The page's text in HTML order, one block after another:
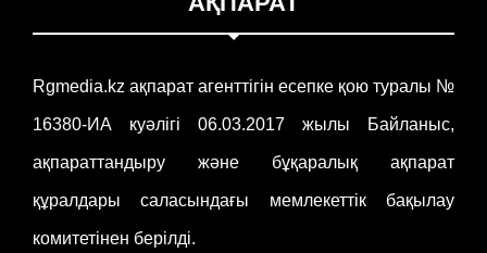
Rgmedia.kz ақпарат агенттігін есепке қою туралы №
16380-ИА куәлігі 06.03.2017 жылы Байланыс,
ақпараттандыру және бұқаралық ақпарат
құралдары саласындағы мемлекеттік бақылау
комитетінен берілді.